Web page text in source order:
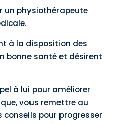
un physiothérapeute
à la disposition des
bonne santé et désirent
à lui pour améliorer
vous remettre au
pour progresser